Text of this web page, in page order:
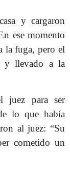
y cargaron
ese momento
la fuga, pero el
y llevado a la
juez para ser
lo que había
al juez: “Su
cometido un